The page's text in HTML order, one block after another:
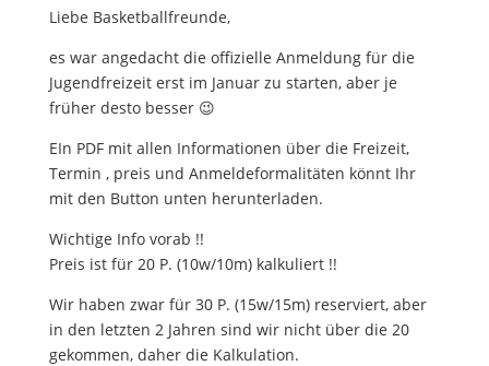
Liebe Basketballfreunde,
es war angedacht die offizielle Anmeldung für die
Jugendfreizeit erst im Januar zu starten, aber je
früher desto besser 😉
EIn PDF mit allen Informationen über die Freizeit,
Termin , preis und Anmeldeformalitäten könnt Ihr
mit den Button unten herunterladen.
Wichtige Info vorab !!
Preis ist für 20 P. (10w/10m) kalkuliert !!
Wir haben zwar für 30 P. (15w/15m) reserviert, aber
in den letzten 2 Jahren sind wir nicht über die 20
gekommen, daher die Kalkulation.